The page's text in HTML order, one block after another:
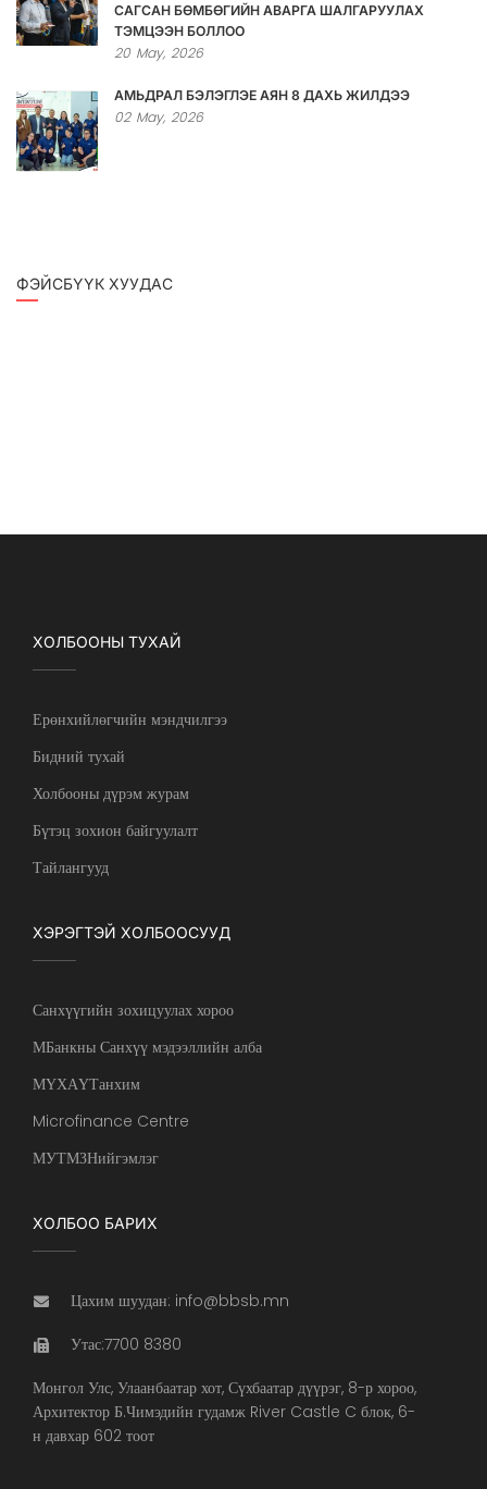
САГСАН БӨМБӨГИЙН АВАРГА ШАЛГАРУУЛАХ
ТЭМЦЭЭН БОЛЛОО
20 May, 2026
АМЬДРАЛ БЭЛЭГЛЭЕ АЯН 8 ДАХЬ ЖИЛДЭЭ
02 May, 2026
ФЭЙСБҮҮК ХУУДАС
ХОЛБООНЫ ТУХАЙ
Ерөнхийлөгчийн мэндчилгээ
Бидний тухай
Холбооны дүрэм журам
Бүтэц зохион байгуулалт
Тайлангууд
ХЭРЭГТЭЙ ХОЛБООСУУД
Санхүүгийн зохицуулах хороо
МБанкны Санхүү мэдээллийн алба
МҮХАҮТанхим
Microfinance Centre
МУТМЗНийгэмлэг
ХОЛБОО БАРИХ
Цахим шуудан: info@bbsb.mn
Утас:7700 8380
Монгол Улс, Улаанбаатар хот, Сүхбаатар дүүрэг, 8-р хороо,
Архитектор Б.Чимэдийн гудамж River Castle C блок, 6-
н давхар 602 тоот